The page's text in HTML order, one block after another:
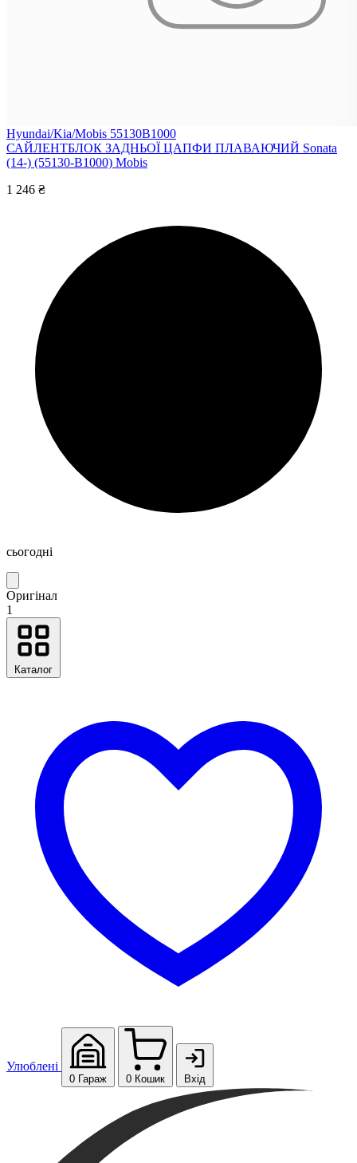
Hyundai/Kia/Mobis 55130B1000
САЙЛЕНТБЛОК ЗАДНЬОЇ ЦАПФИ ПЛАВАЮЧИЙ Sonata
(14-) (55130-B1000) Mobis
1 246 ₴
сьогодні
Оригінал
1
Каталог
Улюблені
0 Гараж 0 Кошик Вхід